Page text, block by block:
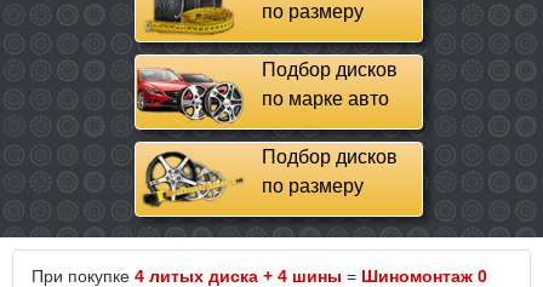
по размеру
Подбор дисков
по марке авто
Подбор дисков
по размеру
При покупке 4 литых диска + 4 шины = Шиномонтаж 0